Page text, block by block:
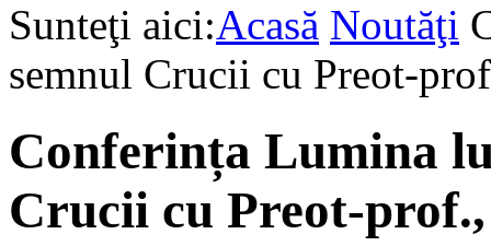
Sunteţi aici:Acasă Noutăţi
semnul Crucii cu Preot-
Conferința Lumina
Crucii cu Preot-